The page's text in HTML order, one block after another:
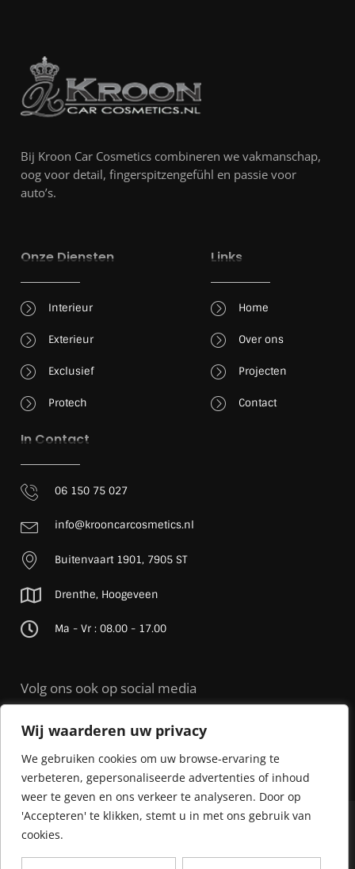
Wij waarderen uw privacy
We gebruiken cookies om uw browse-ervaring te
verbeteren, gepersonaliseerde advertenties of inhoud
weer te geven en ons verkeer te analyseren. Door op
'Accepteren' te klikken, stemt u in met ons gebruik van
cookies.
Bij Kroon Car Cosmetics combineren we vakmanschap,
oog voor detail, fingerspitzengefühl en passie voor
auto’s.
Onze Diensten
Interieur
Exterieur
Exclusief
Protech
Links
Home
Over ons
Projecten
Contact
In Contact
06 150 75 027
info@krooncarcosmetics.nl
Buitenvaart 1901, 7905 ST
Drenthe, Hoogeveen
Ma - Vr : 08.00 - 17.00
Volg ons ook op social media
© 2026 Kroon Car Cosmetics |